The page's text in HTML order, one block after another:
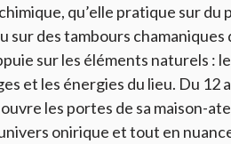
qu’elle pratique sur du
sur des tambours chamaniques
sur les éléments naturels :
et les énergies du lieu. Du 12
les portes de sa maison-
onirique et tout en